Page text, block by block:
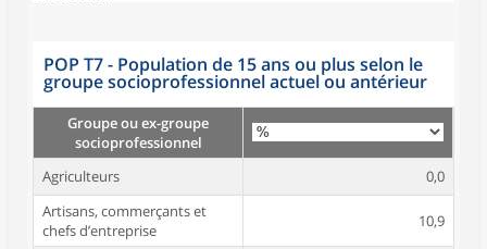
POP T7 - Population de 15 ans ou plus selon le
groupe socioprofessionnel actuel ou antérieur
Groupe ou ex-groupe
socioprofessionnel
Agriculteurs
0,0
Artisans, commerçants et
chefs d’entreprise
10,9